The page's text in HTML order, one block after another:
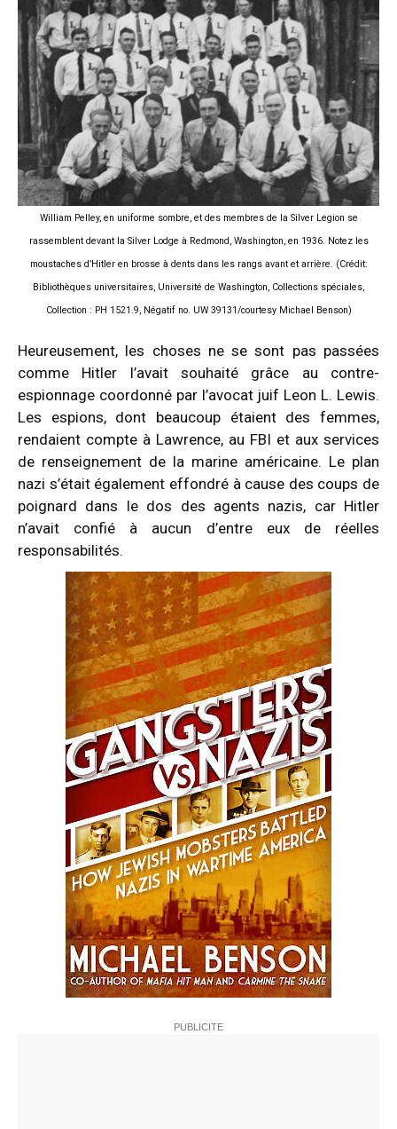
William Pelley, en uniforme sombre, et des membres de la Silver Legion se
rassemblent devant la Silver Lodge à Redmond, Washington, en 1936. Notez les
moustaches d’Hitler en brosse à dents dans les rangs avant et arrière. (Crédit:
Bibliothèques universitaires, Université de Washington, Collections spéciales,
Collection : PH 1521.9, Négatif no. UW 39131/courtesy Michael Benson)
Heureusement, les choses ne se sont pas passées
comme Hitler l’avait souhaité grâce au contre-
espionnage coordonné par l’avocat juif Leon L. Lewis.
Les espions, dont beaucoup étaient des femmes,
rendaient compte à Lawrence, au FBI et aux services
de renseignement de la marine américaine. Le plan
nazi s’était également effondré à cause des coups de
poignard dans le dos des agents nazis, car Hitler
n’avait confié à aucun d’entre eux de réelles
responsabilités.